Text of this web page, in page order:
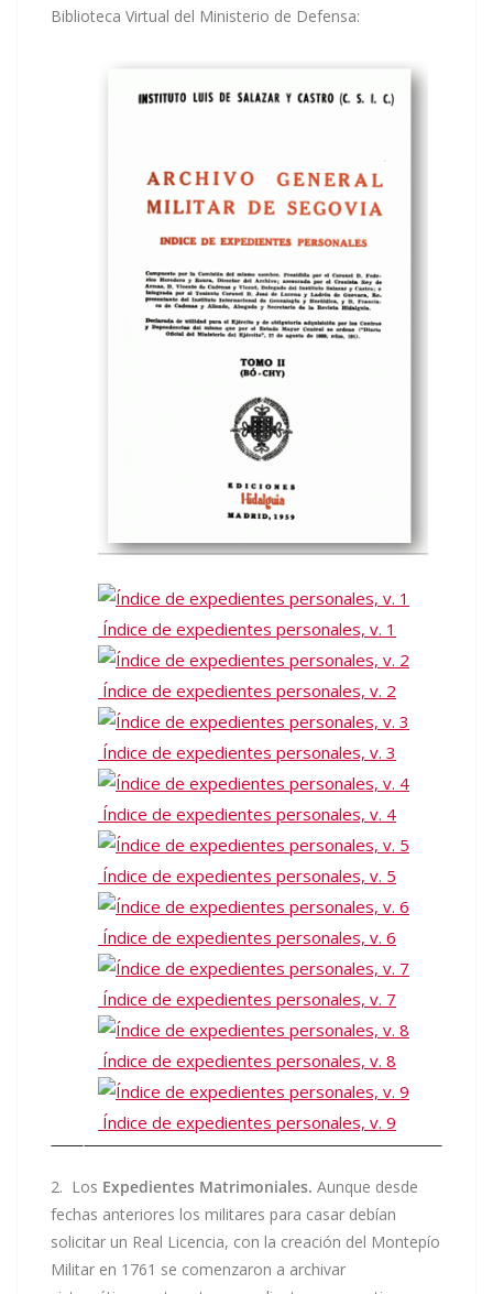
Biblioteca Virtual del Ministerio de Defensa:
Índice de expedientes personales, v. 1
Índice de expedientes personales, v. 2
Índice de expedientes personales, v. 3
Índice de expedientes personales, v. 4
Índice de expedientes personales, v. 5
Índice de expedientes personales, v. 6
Índice de expedientes personales, v. 7
Índice de expedientes personales, v. 8
Índice de expedientes personales, v. 9
2. Los Expedientes Matrimoniales. Aunque desde
fechas anteriores los militares para casar debían
solicitar un Real Licencia, con la creación del Montepío
Militar en 1761 se comenzaron a archivar